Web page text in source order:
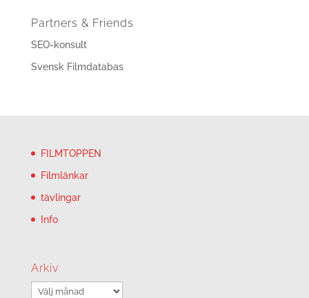
Partners & Friends
SEO-konsult
Svensk Filmdatabas
FILMTOPPEN
Filmlänkar
tävlingar
Info
Arkiv
Arkiv